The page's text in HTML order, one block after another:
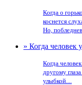
Когда о
коснется
Но,
» Когда человек
Когда
другому
улыбкой....